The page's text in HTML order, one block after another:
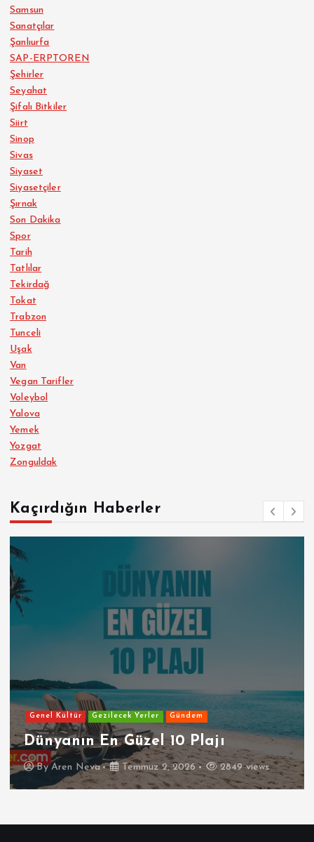
Samsun
Sanatçılar
Şanlıurfa
SAP-ERPTOREN
Şehirler
Seyahat
Şifalı Bitkiler
Siirt
Sinop
Sivas
Siyaset
Siyasetçiler
Şırnak
Son Dakika
Spor
Tarih
Tatlılar
Tekirdağ
Tokat
Trabzon
Tunceli
Uşak
Van
Vegan Tarifler
Voleybol
Yalova
Yemek
Yozgat
Zonguldak
Kaçırdığın Haberler
Genel Kültür Gezilecek Yerler Gündem
Dünyanın En Güzel 10 Plajı
ByAren Neva Temmuz 2, 2026 2849 views